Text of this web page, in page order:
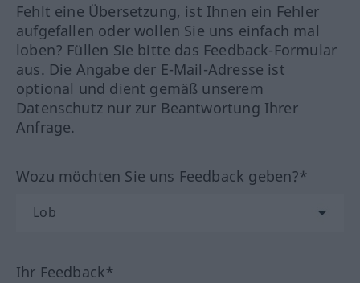
Fehlt eine Übersetzung, ist Ihnen ein Fehler
aufgefallen oder wollen Sie uns einfach mal
loben? Füllen Sie bitte das Feedback-Formular
aus. Die Angabe der E-Mail-Adresse ist
optional und dient gemäß unserem
Datenschutz nur zur Beantwortung Ihrer
Anfrage.
Wozu möchten Sie uns Feedback geben?*
Ihr Feedback*